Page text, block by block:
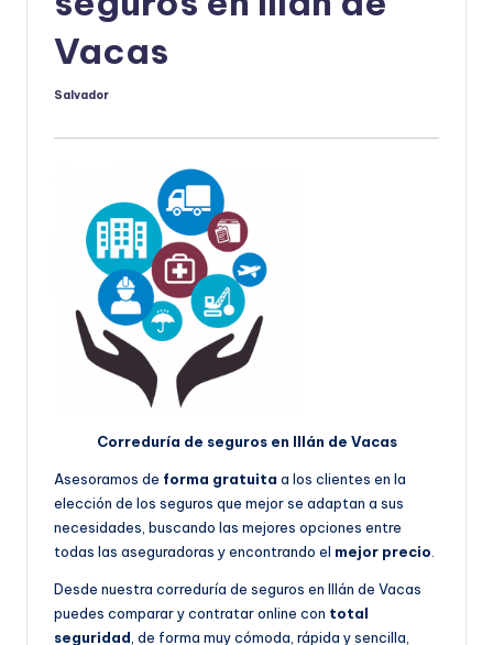
Vacas
Publicado
Salvador
Correduría de seguros en Illán de Vacas
Asesoramos de forma gratuita a los clientes en la
elección de los seguros que mejor se adaptan a sus
necesidades, buscando las mejores opciones entre
todas las aseguradoras y encontrando el mejor precio.
Desde nuestra correduría de seguros en Illán de Vacas
puedes comparar y contratar online con total
seguridad, de forma muy cómoda, rápida y sencilla,